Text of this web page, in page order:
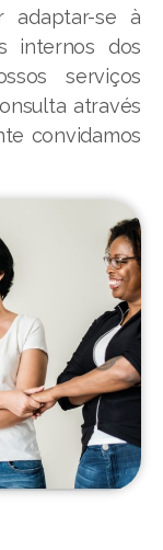
adaptar-se à
internos dos
serviços
através
convidamos